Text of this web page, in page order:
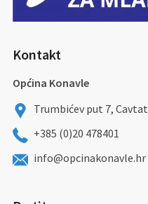
Kontakt
Općina Konavle
Trumbićev put 7, Cavtat
+385 (0)20 478401
info@opcinakonavle.hr